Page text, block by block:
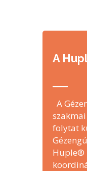
A
A
folytat
Huple®